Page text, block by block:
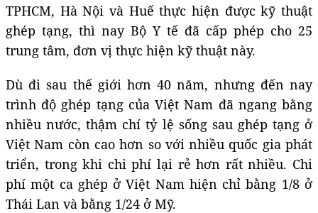
TPHCM, Hà Nội và Huế thực hiện được kỹ thuật
ghép tạng, thì nay Bộ Y tế đã cấp phép cho 25
trung tâm, đơn vị thực hiện kỹ thuật này.
Dù đi sau thế giới hơn 40 năm, nhưng đến nay
trình độ ghép tạng của Việt Nam đã ngang bằng
nhiều nước, thậm chí tỷ lệ sống sau ghép tạng ở
Việt Nam còn cao hơn so với nhiều quốc gia phát
triển, trong khi chi phí lại rẻ hơn rất nhiều. Chi
phí một ca ghép ở Việt Nam hiện chỉ bằng 1/8 ở
Thái Lan và bằng 1/24 ở Mỹ.